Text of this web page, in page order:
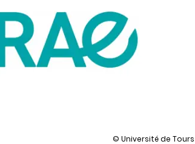
illustration
© Université de Tours